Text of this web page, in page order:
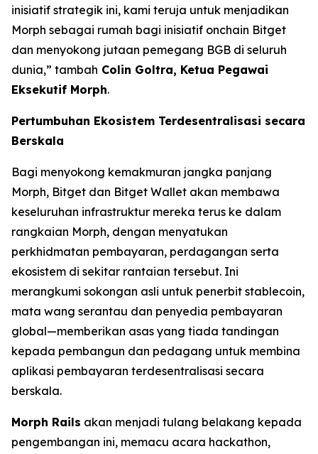
inisiatif strategik ini, kami teruja untuk menjadikan
Morph sebagai rumah bagi inisiatif onchain Bitget
dan menyokong jutaan pemegang BGB di seluruh
dunia,” tambah Colin Goltra, Ketua Pegawai
Eksekutif Morph.
Pertumbuhan Ekosistem Terdesentralisasi secara
Berskala
Bagi menyokong kemakmuran jangka panjang
Morph, Bitget dan Bitget Wallet akan membawa
keseluruhan infrastruktur mereka terus ke dalam
rangkaian Morph, dengan menyatukan
perkhidmatan pembayaran, perdagangan serta
ekosistem di sekitar rantaian tersebut. Ini
merangkumi sokongan asli untuk penerbit stablecoin,
mata wang serantau dan penyedia pembayaran
global—memberikan asas yang tiada tandingan
kepada pembangun dan pedagang untuk membina
aplikasi pembayaran terdesentralisasi secara
berskala.
Morph Rails akan menjadi tulang belakang kepada
pengembangan ini, memacu acara hackathon,